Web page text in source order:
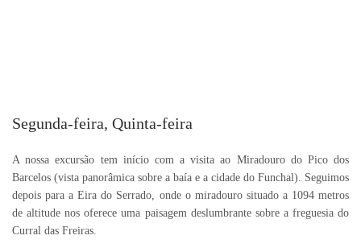
Segunda-feira, Quinta-feira
A nossa excursão tem início com a visita ao Miradouro do Pico dos
Barcelos (vista panorâmica sobre a baía e a cidade do Funchal). Seguimos
depois para a Eira do Serrado, onde o miradouro situado a 1094 metros
de altitude nos oferece uma paisagem deslumbrante sobre a freguesia do
Curral das Freiras.